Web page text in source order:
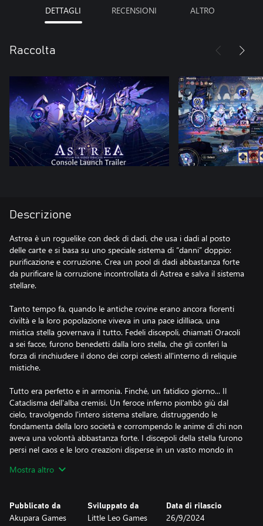
DETTAGLI RECENSIONI ALTRO
Raccolta
Descrizione
Astrea è un roguelike con deck di dadi, che usa i dadi al posto
delle carte e si basa su uno speciale sistema di “danni” doppio:
purificazione e corruzione. Crea un pool di dadi abbastanza forte
da purificare la corruzione incontrollata di Astrea e salva il sistema
stellare.
Tanto tempo fa, quando le antiche rovine erano ancora fiorenti
civiltà e la loro popolazione viveva in una pace idilliaca, una
mistica stella governava il tutto. Fedeli discepoli, chiamati Oracoli
a sei facce, furono benedetti dalla loro stella, che gli conferì la
forza di rinchiudere il dono dei corpi celesti all'interno di reliquie
mistiche.
Tutto era perfetto e in armonia. Finché, un fatidico giorno... Il
Cataclisma dell'alba cremisi. Un feroce inferno piombò giù dal
cielo, travolgendo l'intero sistema stellare, distruggendo le
fondamenta della loro società e corrompendo le anime di chi non
aveva una volontà abbastanza forte. I discepoli della stella furono
persi nel caos e le loro creazioni disperse in un vasto mondo in
loro potere?
un viaggio per portare a termine la battaglia persa a cui i loro
predecessori avevano dato inizio e salvare il loro sistema stellare.
Mostra altro
Pubblicato da
Akupara Games
Sviluppato da
Little Leo Games
Data di rilascio
26/9/2024